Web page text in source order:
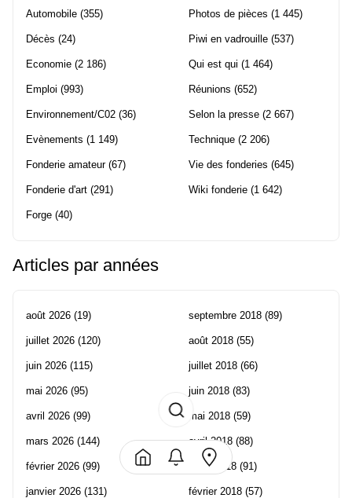
Automobile (355)
Décès (24)
Economie (2 186)
Emploi (993)
Environnement/C02 (36)
Evènements (1 149)
Fonderie amateur(67)
Fonderie d'art (291)
Forge (40)
Photos de pièces (1 445)
Piwi en vadrouille (537)
Qui est qui (1 464)
Réunions (652)
Selon la presse (2 667)
Technique (2 206)
Vie des fonderies (645)
Wiki fonderie (1 642)
Articles par années
août 2026 (19)
juillet 2026 (120)
juin 2026 (115)
mai 2026 (95)
avril 2026 (99)
mars 2026 (144)
février 2026 (99)
janvier 2026 (131)
septembre 2018 (89)
août 2018 (55)
juillet 2018 (66)
juin 2018 (83)
mai 2018 (59)
avril 2018 (88)
mars 2018 (91)
février 2018 (57)